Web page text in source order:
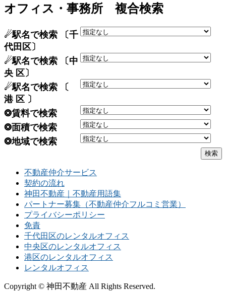
オフィス・事務所 複合検索
☄駅名で検索 〔千
代田区〕
☄駅名で検索 〔中
央 区〕
☄駅名で検索 〔
港 区 〕
❂賃料で検索
❂面積で検索
❂地域で検索
不動産仲介サービス
契約の流れ
神田不動産｜不動産用語集
パートナー募集（不動産仲介フルコミ営業）
プライバシーポリシー
免責
千代田区のレンタルオフィス
中央区のレンタルオフィス
港区のレンタルオフィス
レンタルオフィス
Copyright © 神田不動産 All Rights Reserved.